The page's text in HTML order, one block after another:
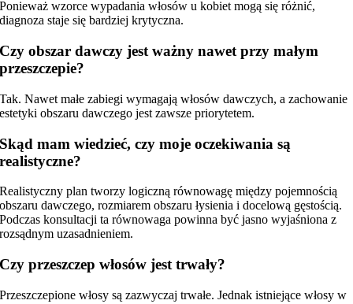
Ponieważ wzorce wypadania włosów u kobiet mogą się różnić,
diagnoza staje się bardziej krytyczna.
Czy obszar dawczy jest ważny nawet przy małym
przeszczepie?
Tak. Nawet małe zabiegi wymagają włosów dawczych, a zachowanie
estetyki obszaru dawczego jest zawsze priorytetem.
Skąd mam wiedzieć, czy moje oczekiwania są
realistyczne?
Realistyczny plan tworzy logiczną równowagę między pojemnością
obszaru dawczego, rozmiarem obszaru łysienia i docelową gęstością.
Podczas konsultacji ta równowaga powinna być jasno wyjaśniona z
rozsądnym uzasadnieniem.
Czy przeszczep włosów jest trwały?
Przeszczepione włosy są zazwyczaj trwałe. Jednak istniejące włosy w